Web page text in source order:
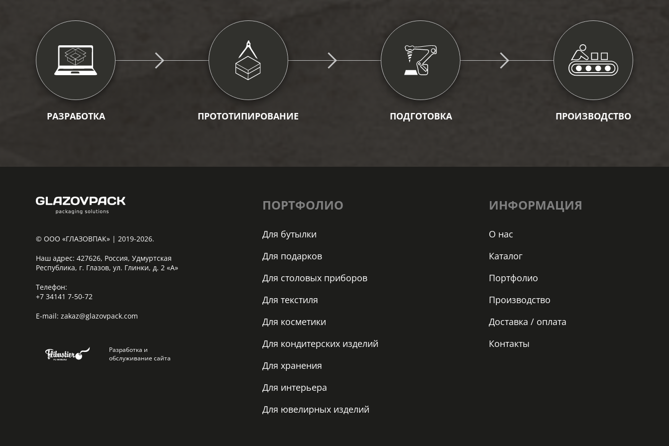
РАЗРАБОТКА ПРОТОТИПИРОВАНИЕ ПОДГОТОВКА ПРОИЗВОДСТВО
© ООО «ГЛАЗОВПАК» | 2019-2026.
Наш адрес: 427626, Россия, Удмуртская
Республика, г. Глазов, ул. Глинки, д. 2 «А»
Телефон:
+7 34141 7-50-72
E-mail: zakaz@glazovpack.com
Разработка и
обслуживание сайта
ПОРТФОЛИО
Для бутылки
Для подарков
Для столовых приборов
Для текстиля
Для косметики
Для кондитерских изделий
Для хранения
Для интерьера
Для ювелирных изделий
ИНФОРМАЦИЯ
О нас
Каталог
Портфолио
Производство
Доставка / оплата
Контакты